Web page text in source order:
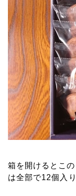
箱を開けるとこ
は全部で12個入